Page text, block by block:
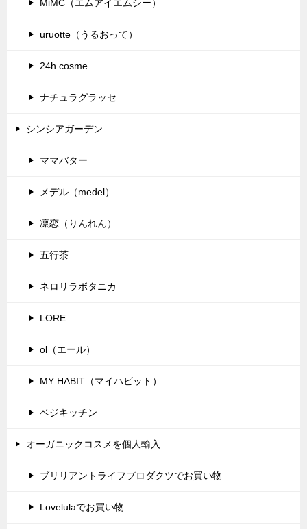
MiMC（エムアイエムシー）
uruotte（うるおって）
24h cosme
ナチュラグラッセ
シンシアガーデン
ママバター
メデル（medel）
凛恋（りんれん）
五行茶
ネロリラボタニカ
LORE
ol（エール）
MY HABIT（マイハビット）
ベジキッチン
オーガニックコスメを個人輸入
ブリリアントライフプロダクツでお買い物
Lovelulaでお買い物